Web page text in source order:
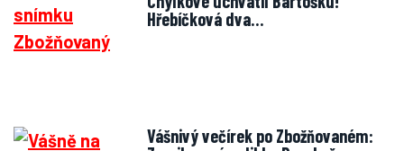
Hřebíčková dva…
Vášnivý večírek po Zbožňovaném: